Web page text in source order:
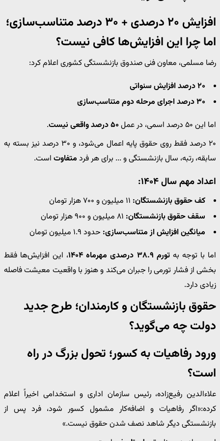
افزایش ۲۰ درصدی + ۳۰ درصد متناسب‌سازی؛
اما چرا این افزایش‌ها کافی نیست؟
رضا مسلمی، معاون فنی صندوق بازنشستگی کشوری اعلام کرد:
۲۰ درصد افزایش سنواتی
۳۰ درصد اجرای مرحله دوم متناسب‌سازی
اما این ۵۰ درصد اسمی، در عمل
۵۰ درصد واقعی نیست
.
۲۰ درصد فقط روی حقوق پایه اعمال می‌شود، و ۳۰ درصد نیز بسته به
سابقه، رتبه، سال بازنشستگی و ... برای هر فرد متفاوت است.
اعداد مهم سال ۱۴۰۴:
کف حقوق بازنشستگان:
سقف حقوق بازنشستگان:
میانگین افزایش از متناسب‌سازی: حدود ۱.۹ میلیون تومان
اما با توجه بهتورم ۳۸.۹ درصدی مهرماه ۱۴۰۴
، این افزایش‌ها فقط
بخشی از فشار تورمی را جبران می‌کند و هنوز با واقعیت معیشت فاصله
زیادی دارد.
حقوق بازنشستگان و کارمندان؛ طرح جدید
دولت چه می‌گوید؟
ورود رفاهیات به کسور؛ تحول بزرگ در راه
است؟
علاءالدین رفیع‌زاده، رئیس سازمان اداری و استخدامی اخیراً اعلام
کرده:«اگر رفاهیات و اضافه‌کار مشمول کسور شود، فرد پس از
بازنشستگی دیگر شاهد نصف شدن حقوق نیست.»